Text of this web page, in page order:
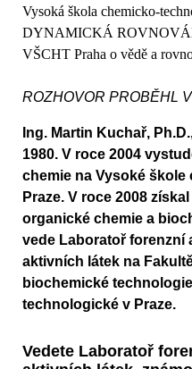
Vysoká škola chemicko-
DYNAMICKÁ
VŠCHT Praha o vědě a
ROZHOVOR PROBĚHL
Ing. Martin Kuchař,
1980. V roce 2004
chemie na Vysoké
Praze. V roce 2008
organické chemie a
vede Laboratoř forenzní
aktivních látek na
biochemické
technologické v Praze.
Vedete Laboratoř